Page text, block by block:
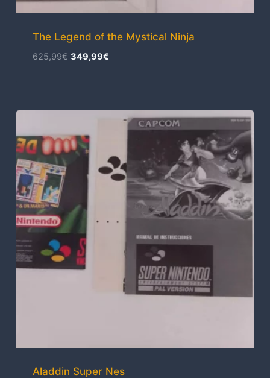
The Legend of the Mystical Ninja
625,99€ El
625,99€.
349,99€El
349,99€.
Aladdin Super Nes